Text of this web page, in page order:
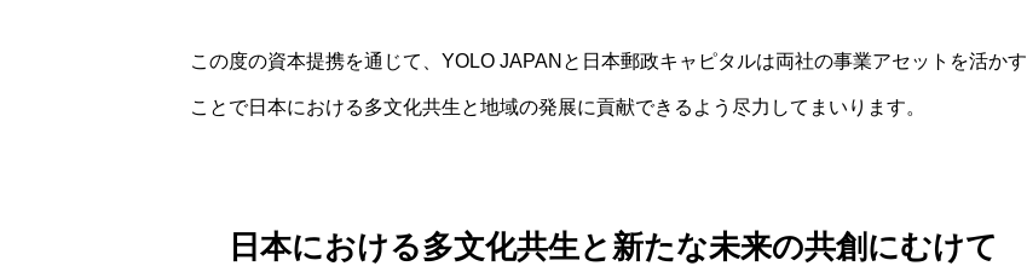
この度の資本提携を通じて、YOLO JAPANと日本郵政キャピタルは両社の事業アセットを活かす
ことで日本における多文化共生と地域の発展に貢献できるよう尽力してまいります。
日本における多文化共生と新たな未来の共創にむけて